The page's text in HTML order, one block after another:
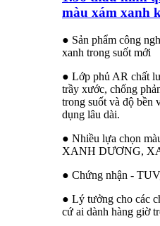
màu xám xanh
● Sản phẩm công
xanh trong suốt mới
● Lớp phủ AR chất
trầy xước, chống
trong suốt và độ bền
dụng lâu dài.
● Nhiều lựa chọn
XANH DƯƠNG,
● Chứng nhận -
● Lý tưởng cho các
cứ ai dành hàng giờ